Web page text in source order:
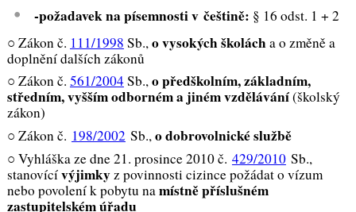
-požadavek na písemnosti v češtině: § 16 odst. 1 + 2
○ Zákon č. 111/1998 Sb.,o vysokých školácha o změně a
doplnění dalších zákonů
○ Zákon č. 561/2004Sb.,o předškolním, základním,
středním, vyšším odborném a jiném vzdělávání(školský
zákon)
○ Zákon č. 198/2002 Sb.,o dobrovolnické službě
○ Vyhláška ze dne 21. prosince 2010 č. 429/2010Sb.,
stanovícívýjimkyz povinnosti cizince požádat o vízum
nebo povolení k pobytu namístně příslušném
zastupitelském úřadu